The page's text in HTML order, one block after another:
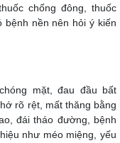
chống đông, thuốc
bệnh nền nên hỏi ý kiến
mặt, đau đầu bất
rõ rệt, mất thăng bằng
đái tháo đường, bệnh
như méo miệng, yếu